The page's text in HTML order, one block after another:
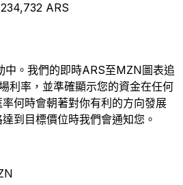
234,732 ARS
。我們的即時ARS至MZN圖表追
利率，並準確顯示您的資金在任何
何時會朝著對你有利的方向發展
到目標價位時我們會通知您。